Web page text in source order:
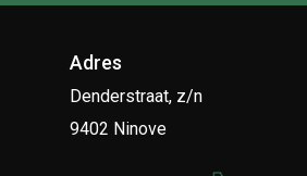
Adres
Denderstraat, z/n
9402 Ninove